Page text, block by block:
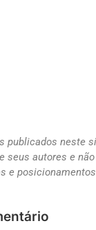
publicados neste
seus autores e
e